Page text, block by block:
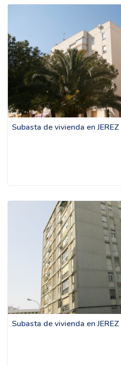
Subasta de vivienda en
Subasta de vivienda en